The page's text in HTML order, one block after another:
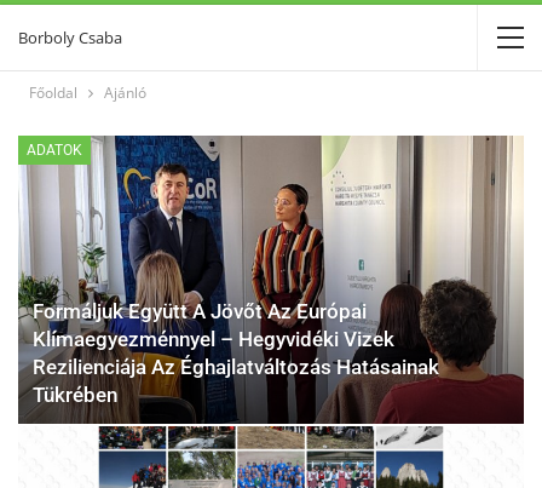
Borboly Csaba
Főoldal Ajánló
ADATOK
Formáljuk Együtt A Jövőt Az Európai
Klímaegyezménnyel – Hegyvidéki Vizek
Rezilienciája Az Éghajlatváltozás Hatásainak
Tükrében